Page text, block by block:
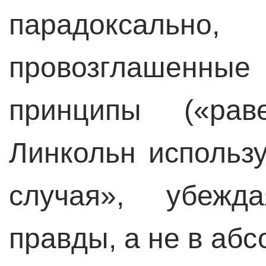
принципы
Линкольн
случая»,
правды, а не в